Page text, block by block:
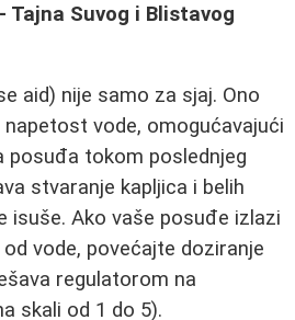
Tajna Suvog i Blistavog
aid) nije samo za sjaj. Ono
vode, omogućavajući
posuđa tokom poslednjeg
stvaranje kapljica i belih
isuše. Ako vaše posuđe izlazi
vode, povećajte doziranje
regulatorom na
skali od 1 do 5).